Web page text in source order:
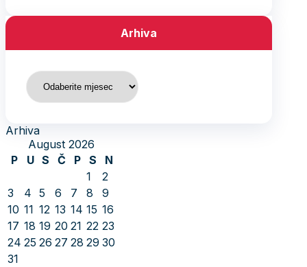
Arhiva
Arhiva
Arhiva
August 2026
P
U S Č P S
N
1
2
3
4 5 6 7 8
9
10 11 12 13 14 15 16
17 18 19 20 21 22 23
24 25 26 27 28 29 30
31